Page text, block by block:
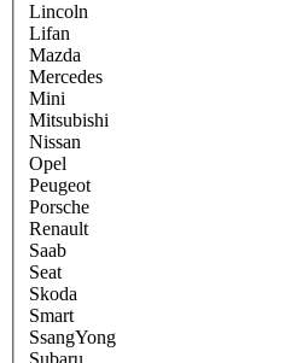
Lincoln
Lifan
Mazda
Mercedes
Mini
Mitsubishi
Nissan
Opel
Peugeot
Porsche
Renault
Saab
Seat
Skoda
Smart
SsangYong
Subaru